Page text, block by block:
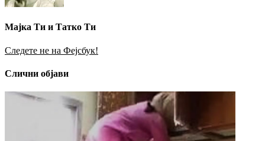
Мајка Ти и Татко Ти
Следете не на Фејсбук!
Слични објави